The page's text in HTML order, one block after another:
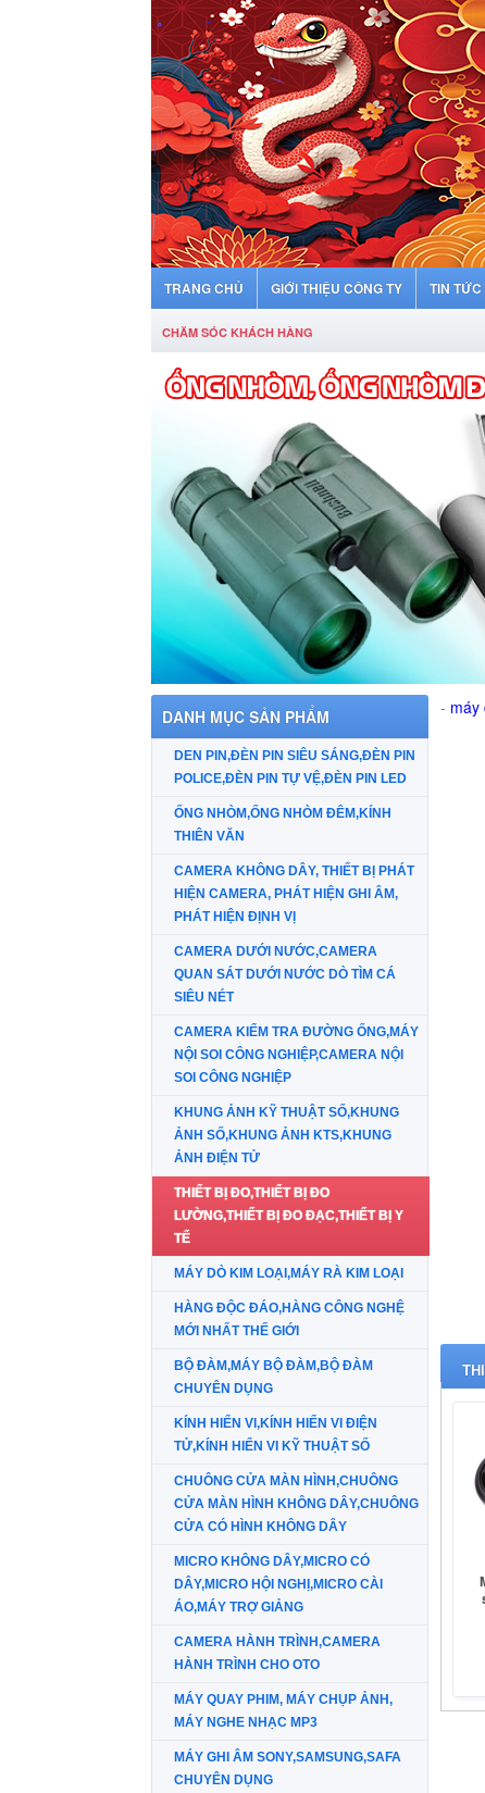
TRANG CHỦ GIỚI THIỆU CÔNG TY TIN TỨC
CHĂM SÓC KHÁCH HÀNG
DANH MỤC SẢN PHẨM
DEN PIN,ĐÈN PIN SIÊU SÁNG,ĐÈN PIN
POLICE,ĐÈN PIN TỰ VỆ,ĐÈN PIN LED
ỐNG NHÒM,ỐNG NHÒM ĐÊM,KÍNH
THIÊN VĂN
CAMERA KHÔNG DÂY, THIẾT BỊ PHÁT
HIỆN CAMERA, PHÁT HIỆN GHI ÂM,
PHÁT HIỆN ĐỊNH VỊ
CAMERA DƯỚI NƯỚC,CAMERA
QUAN SÁT DƯỚI NƯỚC DÒ TÌM CÁ
SIÊU NÉT
CAMERA KIỂM TRA ĐƯỜNG ỐNG,MÁY
NỘI SOI CÔNG NGHIỆP,CAMERA NỘI
SOI CÔNG NGHIỆP
KHUNG ẢNH KỸ THUẬT SỐ,KHUNG
ẢNH SỐ,KHUNG ẢNH KTS,KHUNG
ẢNH ĐIỆN TỬ
THIẾT BỊ ĐO,THIẾT BỊ ĐO
LƯỜNG,THIẾT BỊ ĐO ĐẠC,THIẾT BỊ Y
TẾ
MÁY DÒ KIM LOẠI,MÁY RÀ KIM LOẠI
HÀNG ĐỘC ĐÁO,HÀNG CÔNG NGHỆ
MỚI NHẤT THẾ GIỚI
BỘ ĐÀM,MÁY BỘ ĐÀM,BỘ ĐÀM
CHUYÊN DỤNG
KÍNH HIỂN VI,KÍNH HIỂN VI ĐIỆN
TỬ,KÍNH HIỂN VI KỸ THUẬT SỐ
CHUÔNG CỬA MÀN HÌNH,CHUÔNG
CỬA MÀN HÌNH KHÔNG DÂY,CHUÔNG
CỬA CÓ HÌNH KHÔNG DÂY
MICRO KHÔNG DÂY,MICRO CÓ
DÂY,MICRO HỘI NGHỊ,MICRO CÀI
ÁO,MÁY TRỢ GIẢNG
CAMERA HÀNH TRÌNH,CAMERA
HÀNH TRÌNH CHO OTO
MÁY QUAY PHIM, MÁY CHỤP ẢNH,
MÁY NGHE NHẠC MP3
MÁY GHI ÂM SONY,SAMSUNG,SAFA
CHUYÊN DỤNG
- máy